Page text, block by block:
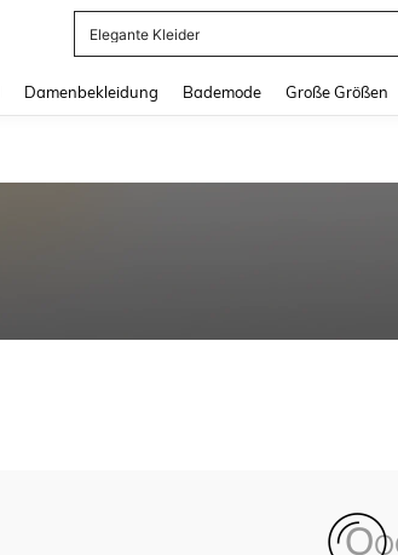
Elegante Kleider
Damenbekleidung Bademode Große Größen